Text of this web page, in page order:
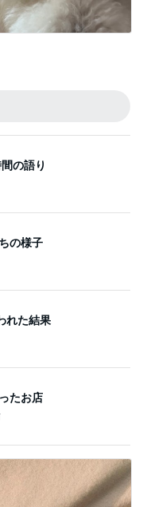
の語り
の様子
れた結果
たお店